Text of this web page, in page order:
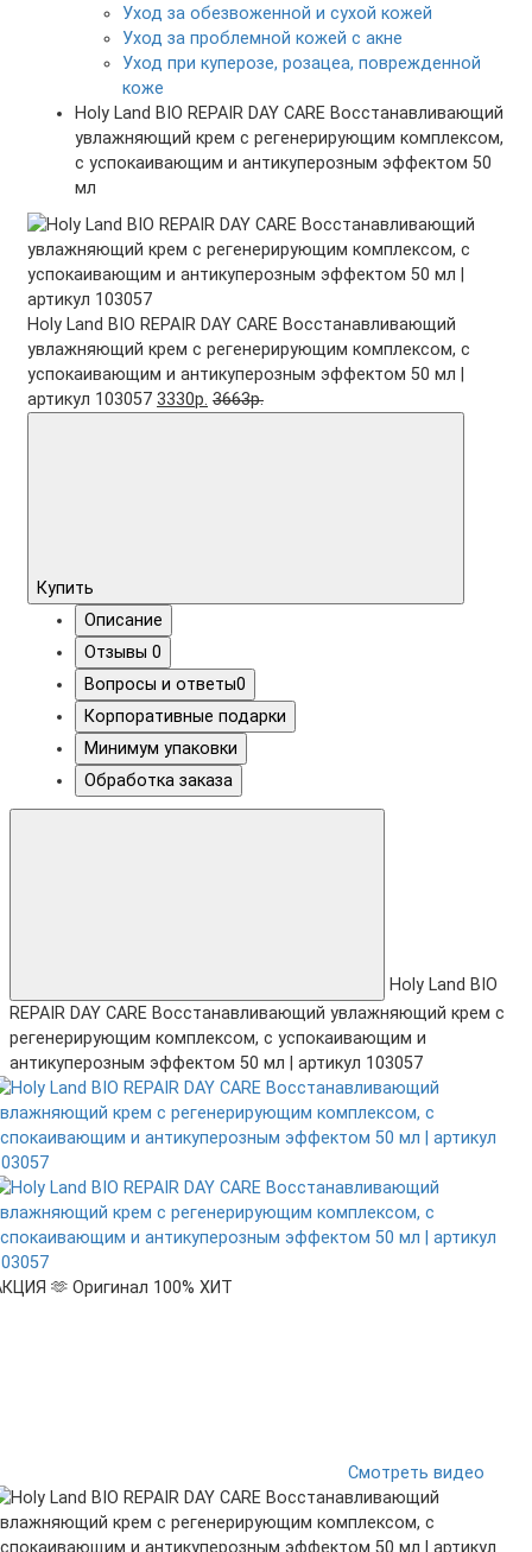
Уход за обезвоженной и сухой кожей
Уход за проблемной кожей с акне
Уход при куперозе, розацеа, поврежденной
коже
Holy Land BIO REPAIR DAY CARE Восстанавливающий
увлажняющий крем с регенерирующим комплексом,
с успокаивающим и антикуперозным эффектом 50
мл
Holy Land BIO REPAIR DAY CARE Восстанавливающий
увлажняющий крем с регенерирующим комплексом, с
успокаивающим и антикуперозным эффектом 50 мл |
артикул 103057 3330р. 3663р.
Купить
Описание
Отзывы 0
Вопросы и ответы0
Корпоративные подарки
Минимум упаковки
Обработка заказа
Holy Land BIO
REPAIR DAY CARE Восстанавливающий увлажняющий крем с
регенерирующим комплексом, с успокаивающим и
антикуперозным эффектом 50 мл | артикул 103057
🫶 Оригинал 100% ХИТ
Смотреть видео